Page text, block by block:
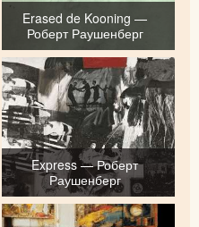
Erased de Kooning —
Роберт Раушенберг
Express — Роберт
Раушенберг